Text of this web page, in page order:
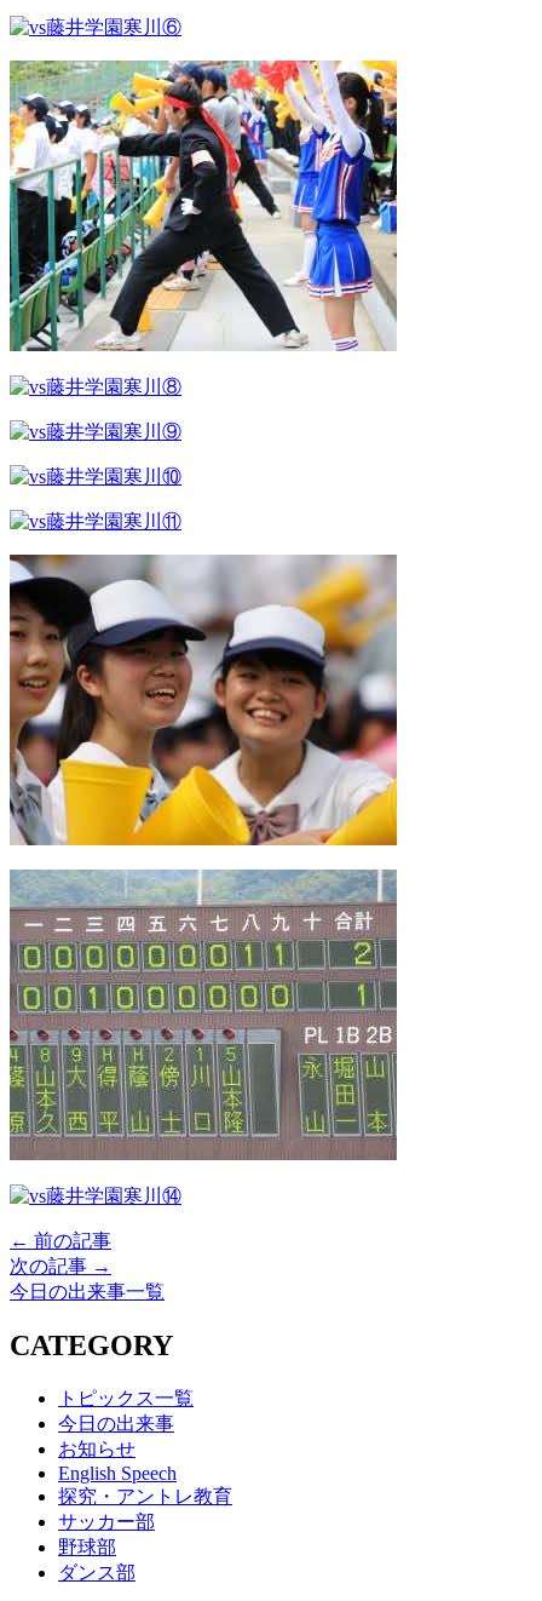
← 前の記事
次の記事 →
今日の出来事一覧
CATEGORY
トピックス一覧
今日の出来事
お知らせ
English Speech
探究・アントレ教育
サッカー部
野球部
ダンス部